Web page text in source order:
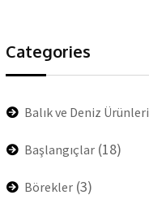
Categories
Balık ve Deniz Ürünleri
Başlangıçlar (18)
Börekler (3)